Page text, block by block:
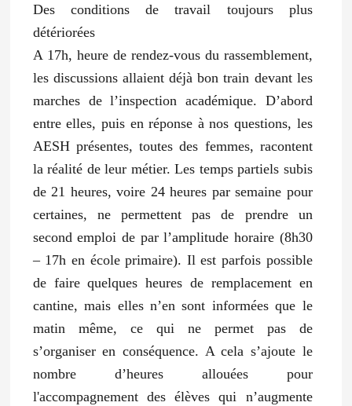
Des conditions de travail toujours plus
détériorées
A 17h, heure de rendez-vous du rassemblement,
les discussions allaient déjà bon train devant les
marches de l’inspection académique. D’abord
entre elles, puis en réponse à nos questions, les
AESH présentes, toutes des femmes, racontent
la réalité de leur métier. Les temps partiels subis
de 21 heures, voire 24 heures par semaine pour
certaines, ne permettent pas de prendre un
second emploi de par l’amplitude horaire (8h30
– 17h en école primaire). Il est parfois possible
de faire quelques heures de remplacement en
cantine, mais elles n’en sont informées que le
matin même, ce qui ne permet pas de
s’organiser en conséquence. A cela s’ajoute le
nombre d’heures allouées pour
l'accompagnement des élèves qui n’augmente